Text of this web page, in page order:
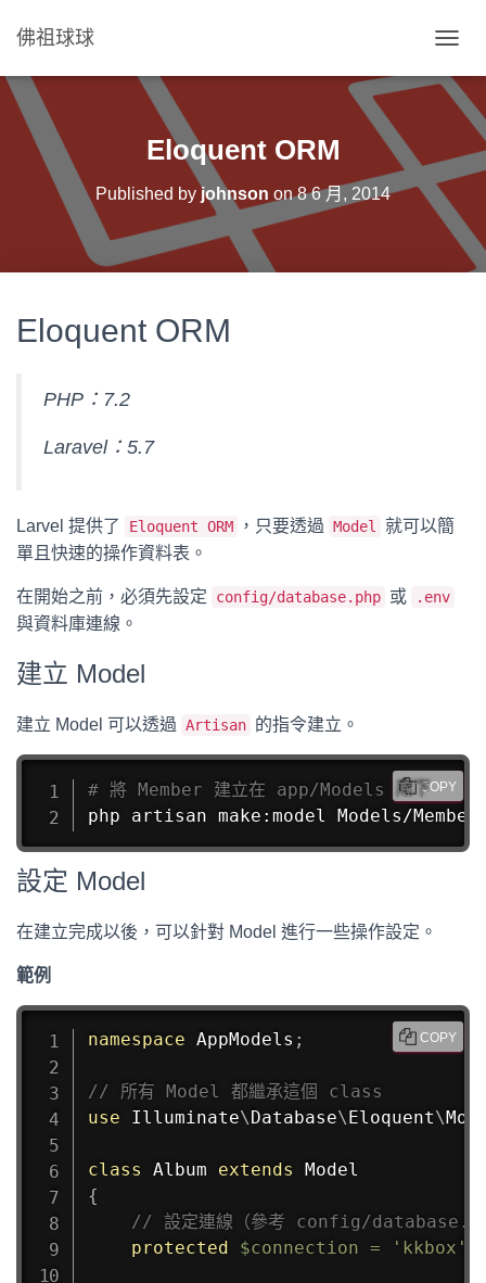
佛祖球球
O
G
E
N
A
Eloquent ORM
Published by johnson on8 6 月, 2014
Eloquent ORM
PHP：7.2
Laravel：5.7
Larvel 提供了 Eloquent ORM ，只要透過 Model
就可以簡
單且快速的操作資料表。
在開始之前，必須先設定 config/database.php 或 .env
與資料庫連線。
建立 Model
建立 Model 可以透過 Artisan 的指令建立。
# 將 Member 建立在 app/Models 底下
php artisan make:model Models/Member
COPY
設定 Model
在建立完成以後，可以針對 Model 進行一些操作設定。
範例
namespace AppModels ;
// 所有 Model 都繼承這個 class
use
Illuminate\ Database\ Eloquent\
class Album extends
Model
{
// 設定連線（參考 config/
protected
$connection = 'kkbox'
COPY